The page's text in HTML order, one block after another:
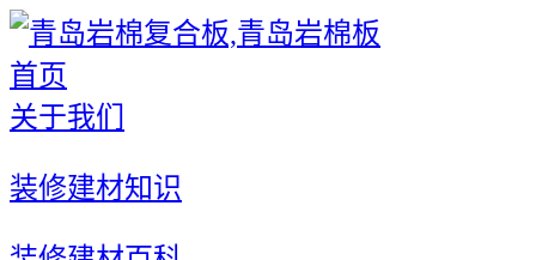
首页
关于我们
装修建材知识